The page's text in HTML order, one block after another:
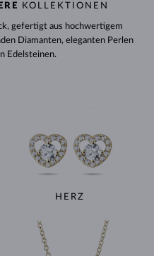
KOLLEKTIONEN
gefertigt aus hochwertigem
Diamanten, eleganten Perlen
Edelsteinen.
HERZ